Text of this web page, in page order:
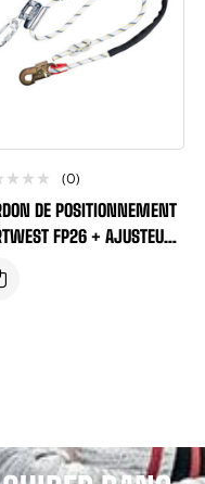
(0)
DE POSITIONNEMENT
FP26 + AJUSTEUR